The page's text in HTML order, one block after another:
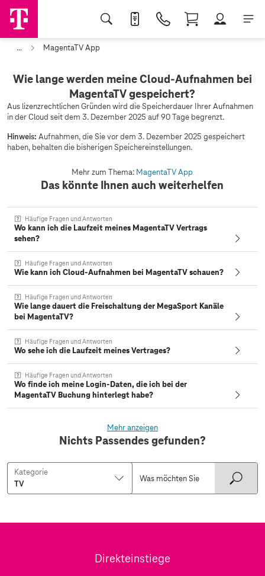
... MagentaTV App
Wie lange werden meine Cloud-Aufnahmen bei
MagentaTV gespeichert?
Aus lizenzrechtlichen Gründen wird die Speicherdauer Ihrer Aufnahmen
in der Cloud seit dem 3. Dezember 2025 auf 90 Tage begrenzt.
Hinweis: Aufnahmen, die Sie vor dem 3. Dezember 2025 gespeichert
haben, behalten die bisherigen Speichereinstellungen.
Mehr zum Thema: MagentaTV App
Das könnte Ihnen auch weiterhelfen
Häufige Fragen und Antworten
Wo kann ich die Laufzeit meines MagentaTV Vertrags
sehen?
Häufige Fragen und Antworten
Wie kann ich Cloud-Aufnahmen bei MagentaTV schauen?
Häufige Fragen und Antworten
Wie lange dauert die Freischaltung der MegaSport Kanäle
bei MagentaTV?
Häufige Fragen und Antworten
Wo sehe ich die Laufzeit meines Vertrages?
Häufige Fragen und Antworten
Wo finde ich meine Login-Daten, die ich bei der
MagentaTV Buchung hinterlegt habe?
Mehr anzeigen
Nichts Passendes gefunden?
Kategorie
Direkteinstiege